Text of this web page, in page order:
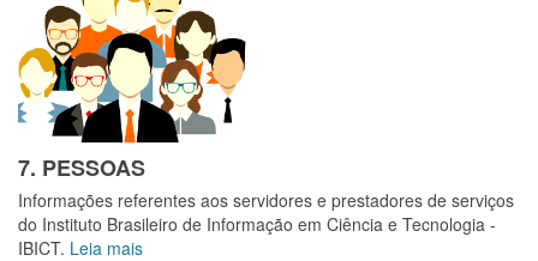
7. PESSOAS
Informações referentes aos servidores e prestadores de serviços
do Instituto Brasileiro de Informação em Ciência e Tecnologia -
IBICT. Leia mais